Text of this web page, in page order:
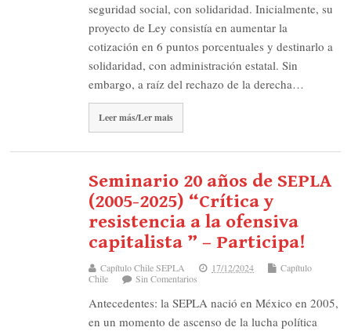
seguridad social, con solidaridad. Inicialmente, su
proyecto de Ley consistía en aumentar la
cotización en 6 puntos porcentuales y destinarlo a
solidaridad, con administración estatal. Sin
embargo, a raíz del rechazo de la derecha…
Leer más/Ler mais
Seminario 20 años de SEPLA
(2005-2025) “Crítica y
resistencia a la ofensiva
capitalista ” – Participa!
Capítulo Chile SEPLA 17/12/2024
Capítulo
Chile
Sin Comentarios
Antecedentes: la SEPLA nació en México en 2005,
en un momento de ascenso de la lucha política